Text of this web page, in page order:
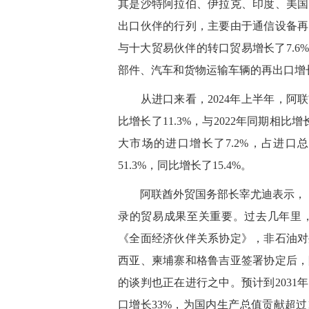
其是沙特阿拉伯、伊拉克、印度、美
出口伙伴的行列，主要由于通信设备
与十大贸易伙伴的转口贸易增长了
部件、汽车和货物运输车辆的再出口增
从进口来看，2024年上半年，阿联
比增长了11.3%，与2022年同期相比
大市场的进口增长了7.2%，占进口
51.3%，同比增长了15.4%。
阿联酋外贸国务部长宰尤迪表示，
录的贸易成果至关重要。过去几年里
《全面经济伙伴关系协定》，非石油
西亚、柬埔寨和格鲁吉亚签署协定后
的谈判也正在进行之中。预计到2031
口增长33%，为国内生产总值贡献超